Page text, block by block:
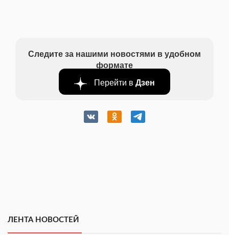
Следите за нашими новостями в удобном
формате
Перейти в Дзен
ЛЕНТА НОВОСТЕЙ